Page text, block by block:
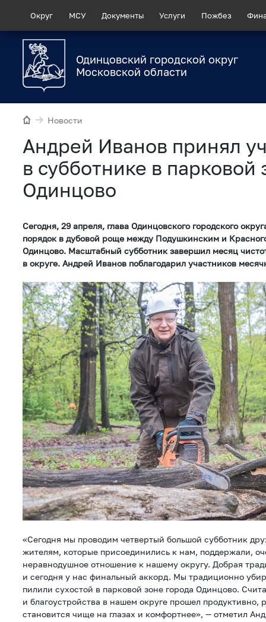
Округ МСУ Документы Услуги Пожбез
Одинцовский городской округ
Московской области
Новости
Андрей Иванов принял
в субботнике в парковой
Одинцово
Сегодня, 29 апреля, глава Одинцовского городского
порядок в дубовой роще между Подушкинским и
Одинцово. Масштабный субботник завершил месяц
в округе. Андрей Иванов поблагодарил участников
«Сегодня мы проводим четвертый большой субботник
жителям, которые присоединились к нам, поддержали,
неравнодушное отношение к нашему округу. Добрая
и сегодня у нас финальный аккорд. Мы традиционно
пилили сухостой в парковой зоне города Одинцово.
и благоустройства в нашем округе прошел продуктивно,
становится чище на глазах и комфортнее», — отметил